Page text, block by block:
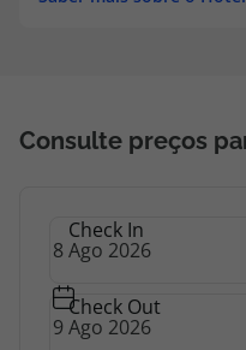
Consulte preços
Check In
Check Out